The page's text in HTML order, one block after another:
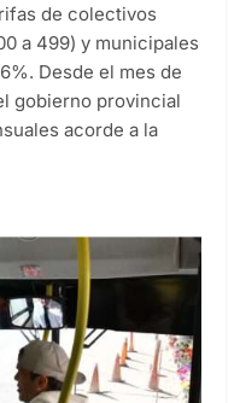
de colectivos
a 499) y municipales
Desde el mes de
gobierno provincial
acorde a la